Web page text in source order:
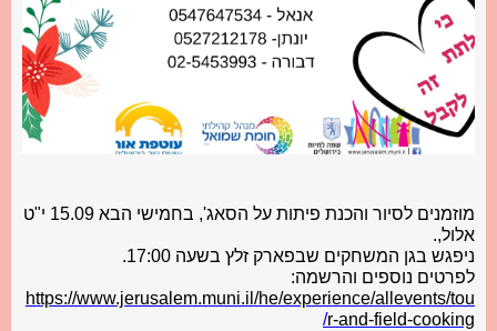
מוזמנים לסיור והכנת פיתות על הסאג', בחמישי הבא 15.09 י"ט
אלול,.
ניפגש בגן המשחקים שבפארק זלץ בשעה 17:00.
לפרטים נוספים והרשמה:
https://www.jerusalem.muni.il/he/experience/allevents/tou
r-and-field-cooking
/